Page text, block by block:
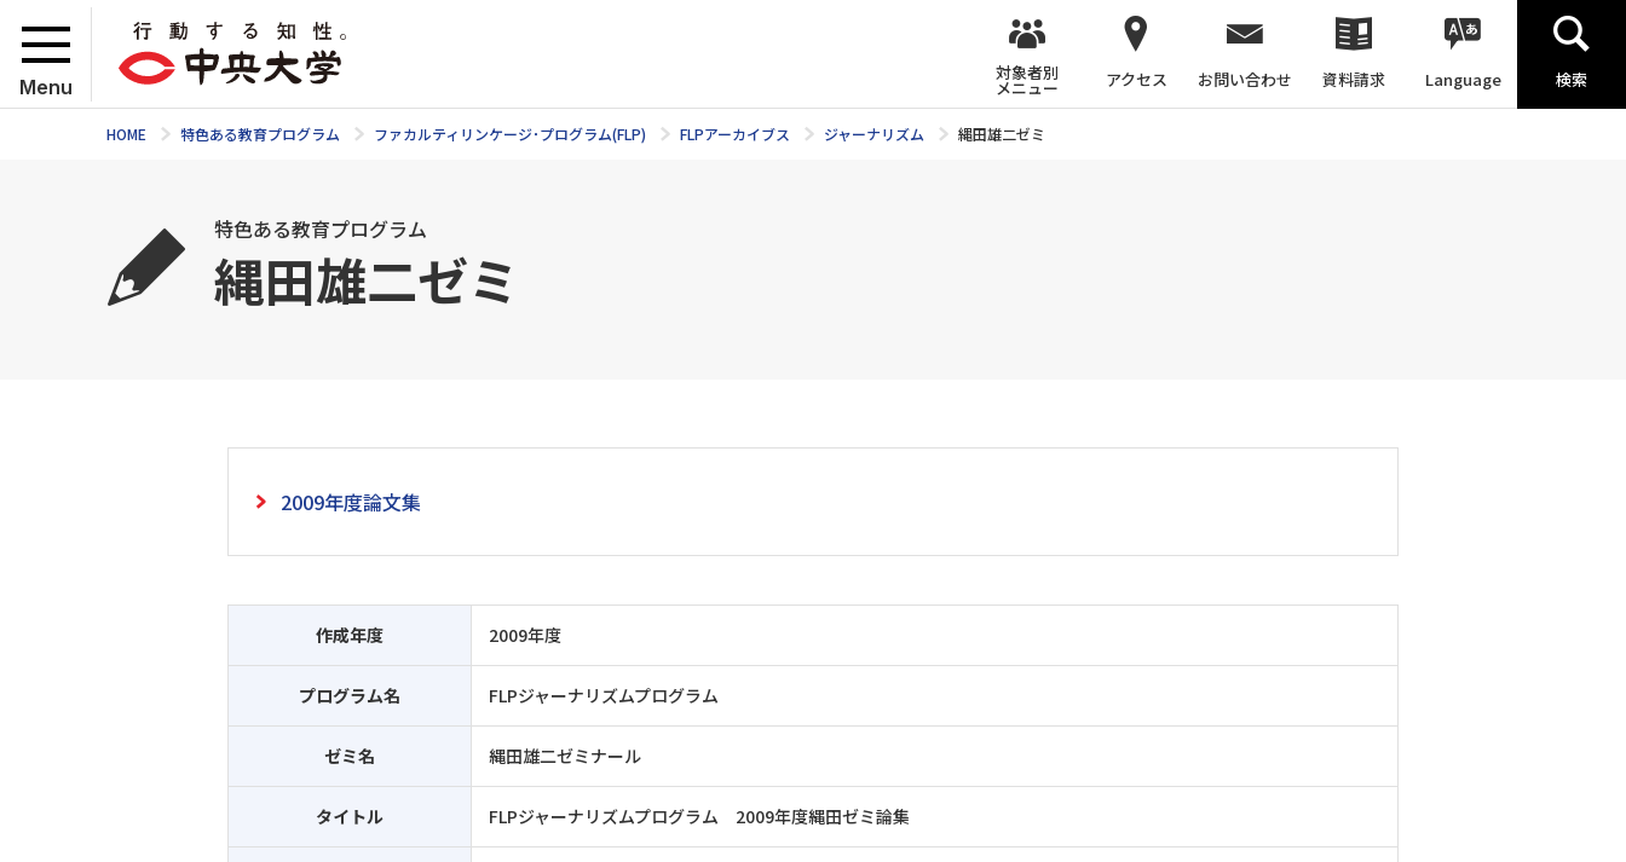
Menu
対象者別
メニュー アクセス お問い合わせ 資料請求 Language 検索
HOME 特色ある教育プログラム ファカルティリンケージ･プログラム(FLP) FLPアーカイブス ジャーナリズム 縄田雄二ゼミ
特色ある教育プログラム
縄田雄二ゼミ
2009年度論文集
作成年度 2009年度
プログラム名 FLPジャーナリズムプログラム
ゼミ名 縄田雄二ゼミナール
タイトル FLPジャーナリズムプログラム 2009年度縄田ゼミ論集